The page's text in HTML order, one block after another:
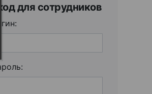
для сотрудников